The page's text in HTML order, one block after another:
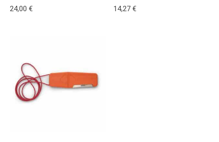
24,00 €
14,27€